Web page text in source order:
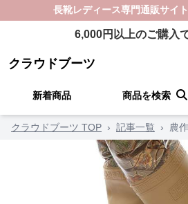
長靴レディース専門通販サイト
6,000円以上のご購入
クラウドブーツ
新着商品 商品を検索
クラウドブーツ TOP › 記事一覧 › 農